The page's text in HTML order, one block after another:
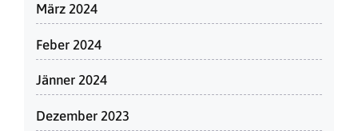
März 2024
Feber 2024
Jänner 2024
Dezember 2023